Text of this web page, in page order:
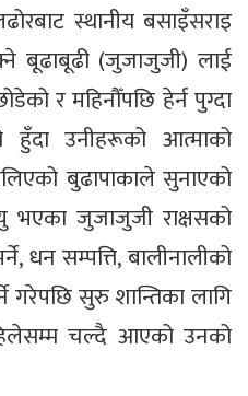
स्थानीय बसाइँसराइ
बूढाबूढी (जुजाजुजी) लाई
र महिनौँपछि हेर्न पुग्दा
उनीहरूको आत्माको
बुढापाकाले सुनाएको
भएका जुजाजुजी राक्षसको
धन सम्पत्ति, बालीनालीको
गरेपछि सुरु शान्तिका लागि
चल्दै आएको उनको